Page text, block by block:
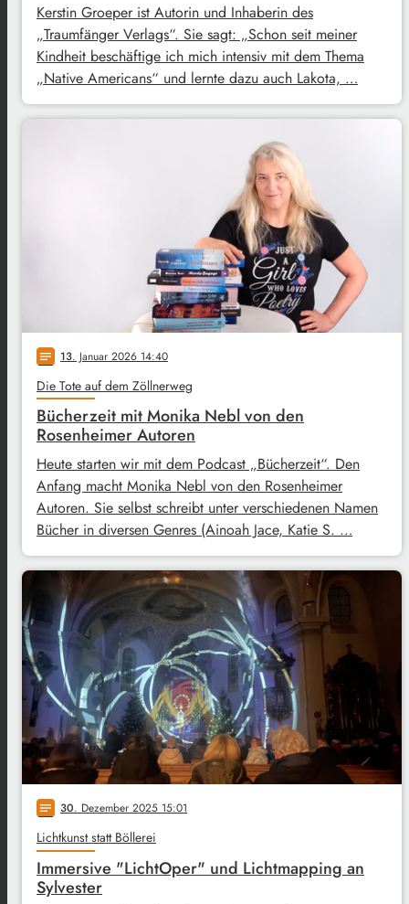
Kerstin Groeper ist Autorin und Inhaberin des
„Traumfänger Verlags“. Sie sagt: „Schon seit meiner
Kindheit beschäftige ich mich intensiv mit dem Thema
„Native Americans“ und lernte dazu auch Lakota, …
notes 13. Januar 2026 14:40
Die Tote auf dem Zöllnerweg
Bücherzeit mit Monika Nebl von den
Rosenheimer Autoren
Heute starten wir mit dem Podcast „Bücherzeit“. Den
Anfang macht Monika Nebl von den Rosenheimer
Autoren. Sie selbst schreibt unter verschiedenen Namen
Bücher in diversen Genres (Ainoah Jace, Katie S. …
notes 30. Dezember 2025 15:01
Lichtkunst statt Böllerei
Immersive "LichtOper" und Lichtmapping an
Sylvester